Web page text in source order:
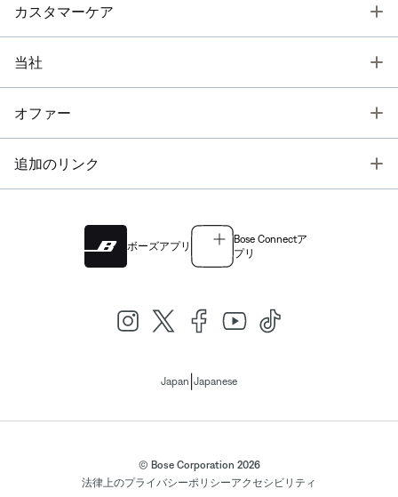
カスタマーケア
当社
オファー
追加のリンク
ボーズアプリ
Bose Connectア
プリ
Japan Japanese
© Bose Corporation 2026
法律上のプライバシーポリシーアクセシビリティ